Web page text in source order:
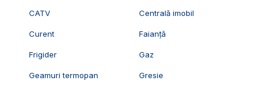
CATV Centrală imobil
Curent Faianță
Frigider Gaz
Geamuri termopan Gresie